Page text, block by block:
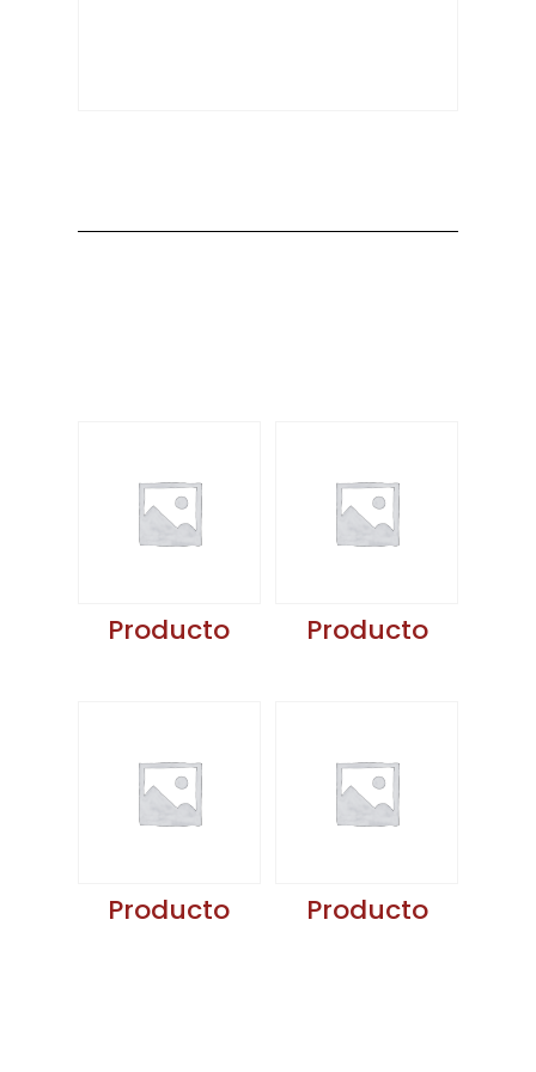
Producto Producto
Producto Producto